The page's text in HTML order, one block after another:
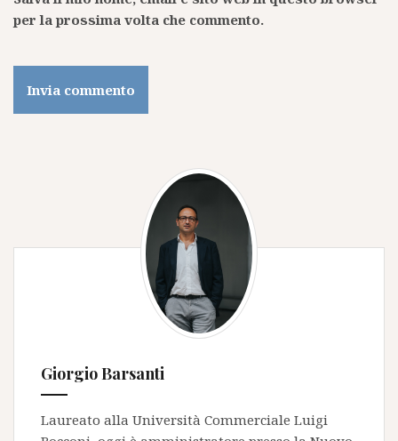
per la prossima volta che commento.
Giorgio Barsanti
Laureato alla Università Commerciale Luigi